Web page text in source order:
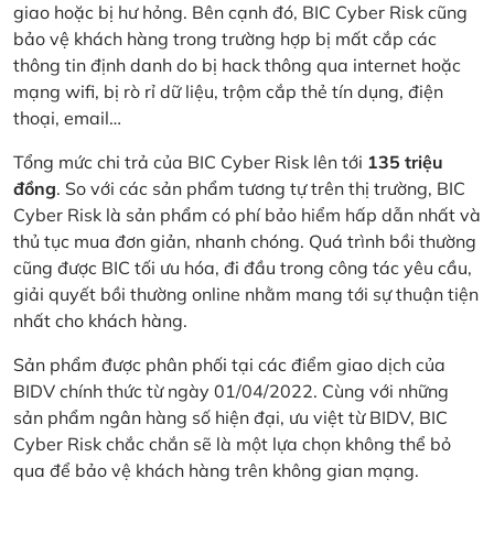
giao hoặc bị hư hỏng. Bên cạnh đó, BIC Cyber Risk cũng
bảo vệ khách hàng trong trường hợp bị mất cắp các
thông tin định danh do bị hack thông qua internet hoặc
mạng wifi, bị rò rỉ dữ liệu, trộm cắp thẻ tín dụng, điện
thoại, email…
Tổng mức chi trả của BIC Cyber Risk lên tới 135 triệu
đồng. So với các sản phẩm tương tự trên thị trường, BIC
Cyber Risk là sản phẩm có phí bảo hiểm hấp dẫn nhất và
thủ tục mua đơn giản, nhanh chóng. Quá trình bồi thường
cũng được BIC tối ưu hóa, đi đầu trong công tác yêu cầu,
giải quyết bồi thường online nhằm mang tới sự thuận tiện
nhất cho khách hàng.
Sản phẩm được phân phối tại các điểm giao dịch của
BIDV chính thức từ ngày 01/04/2022. Cùng với những
sản phẩm ngân hàng số hiện đại, ưu việt từ BIDV, BIC
Cyber Risk chắc chắn sẽ là một lựa chọn không thể bỏ
qua để bảo vệ khách hàng trên không gian mạng.